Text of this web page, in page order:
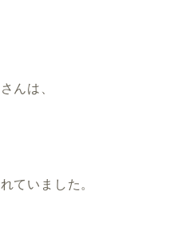
んは、
ていました。